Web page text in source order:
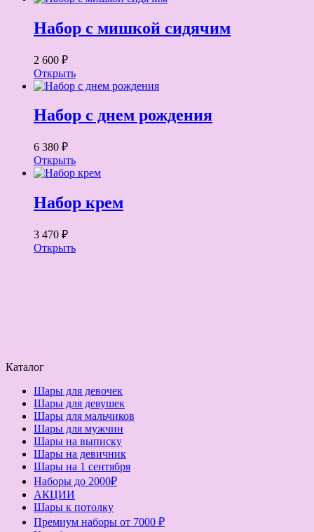
Набор с мишкой сидячим
2 600 ₽
Открыть
Набор с днем рождения
6 380 ₽
Открыть
Набор крем
3 470 ₽
Открыть
Каталог
Шары для девочек
Шары для девушек
Шары для мальчиков
Шары для мужчин
Шары на выписку
Шары на девичник
Шары на 1 сентября
Наборы до 2000₽
АКЦИИ
Шары к потолку
Премиум наборы от 7000 ₽